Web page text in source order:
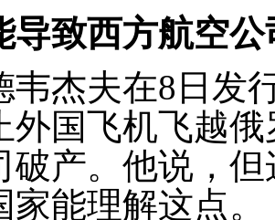
导致西方航空公
杰夫在8 日发
外国飞机飞越
破产。他说，
能理解这点。